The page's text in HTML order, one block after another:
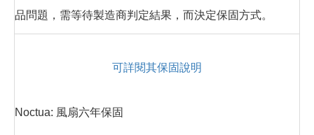
品問題，需等待製造商判定結果，而決定保固方式。
可詳閱其保固說明
Noctua: 風扇六年保固